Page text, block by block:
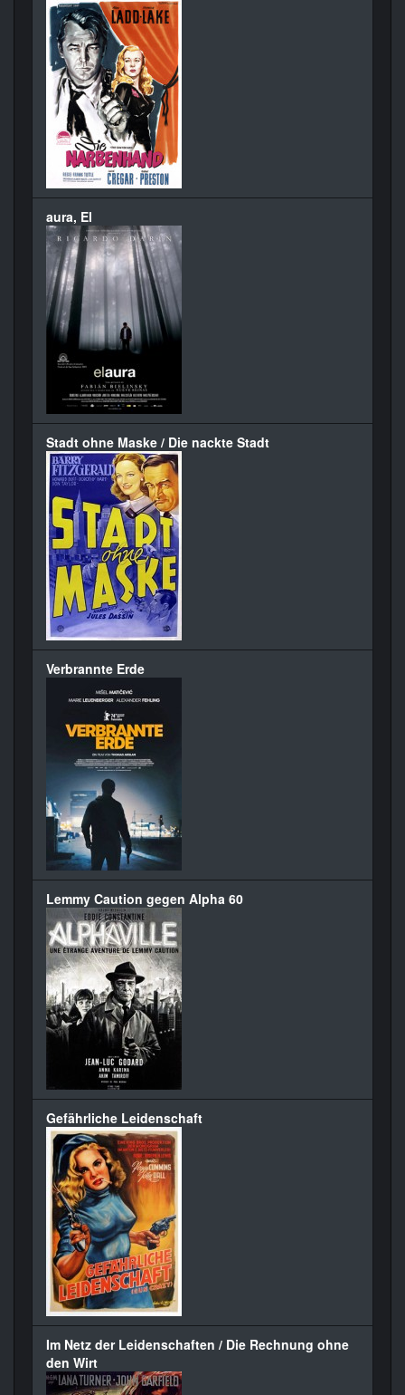
aura, El
Stadt ohne Maske / Die nackte Stadt
Verbrannte Erde
Lemmy Caution gegen Alpha 60
Gefährliche Leidenschaft
Im Netz der Leidenschaften / Die Rechnung ohne
den Wirt